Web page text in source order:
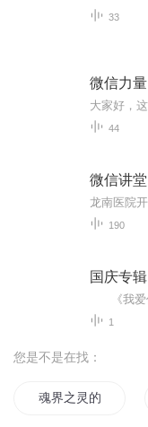
33
微信力量
44
微信讲堂
190
国庆专辑
1
您是不是在找：
魂界之灵的祝福